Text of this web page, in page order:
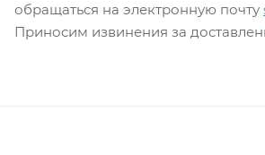
обращаться на электронную почту
Приносим извинения за